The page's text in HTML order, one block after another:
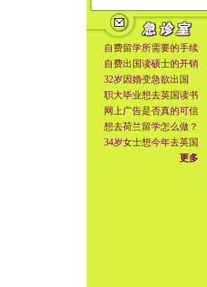
自费留学所需要的手续
自费出国读硕士的开销
32岁因婚变急欲出国
职大毕业想去英国读书
网上广告是否真的可信
想去荷兰留学怎么做？
34岁女士想今年去英国
更多